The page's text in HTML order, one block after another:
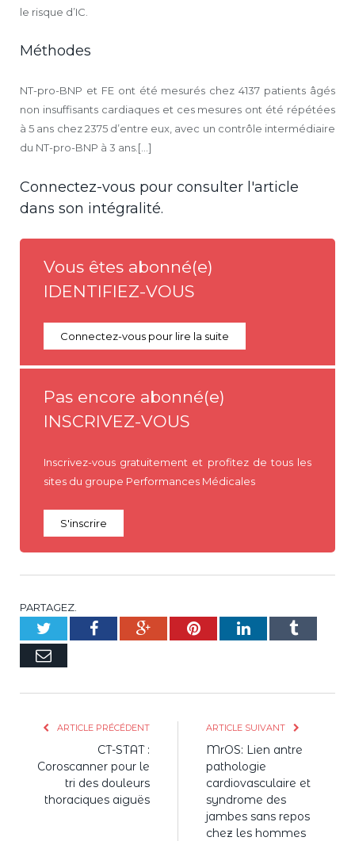
le risque d’IC.
Méthodes
NT-pro-BNP et FE ont été mesurés chez 4137 patients âgés
non insuffisants cardiaques et ces mesures ont été répétées
à 5 ans chez 2375 d’entre eux, avec un contrôle intermédiaire
du NT-pro-BNP à 3 ans.[...]
Connectez-vous pour consulter l'article
dans son intégralité.
Vous êtes abonné(e)
IDENTIFIEZ-VOUS
Connectez-vous pour lire la suite
Pas encore abonné(e)
INSCRIVEZ-VOUS
Inscrivez-vous gratuitement et profitez de tous les
sites du groupe Performances Médicales
S'inscrire
PARTAGEZ.
TwitterFacebookGoogle+PinterestLinkedInTumblr
E-
ARTICLE PRÉCÉDENT
CT-STAT :
Coroscanner pour le
tri des douleurs
thoraciques aiguës
ARTICLE SUIVANT
MrOS: Lien antre
pathologie
cardiovasculaire et
syndrome des
jambes sans repos
chez les hommes